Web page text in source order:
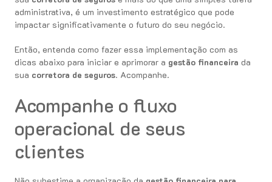
administrativa, é um investimento estratégico que pode
impactar significativamente o futuro do seu negócio.
Então, entenda como fazer essa implementação com as
dicas abaixo para iniciar e aprimorar a gestão financeira da
sua corretora de seguros. Acompanhe.
Acompanhe o fluxo
operacional de seus
clientes